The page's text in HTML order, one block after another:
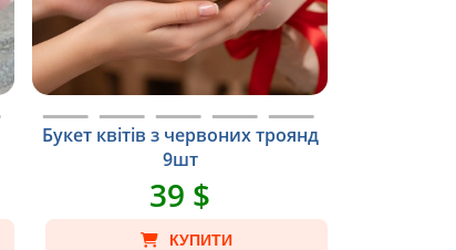
Букет квітів з червоних троянд
9шт
39 $
КУПИТИ